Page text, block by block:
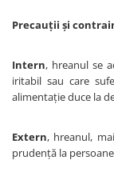
Precauţii şi
Intern, hreanul se
iritabil sau care
alimentaţie duce la
Extern, hreanul,
prudenţă la